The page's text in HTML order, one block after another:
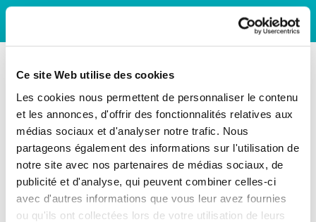
Ce site Web utilise des cookies
Les cookies nous permettent de personnaliser le contenu
et les annonces, d'offrir des fonctionnalités relatives aux
médias sociaux et d'analyser notre trafic. Nous
partageons également des informations sur l'utilisation de
notre site avec nos partenaires de médias sociaux, de
publicité et d'analyse, qui peuvent combiner celles-ci
avec d'autres informations que vous leur avez fournies
ou qu'ils ont collectées lors de votre utilisation de leurs